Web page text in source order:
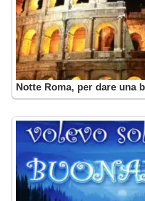
Notte Roma, per dare una